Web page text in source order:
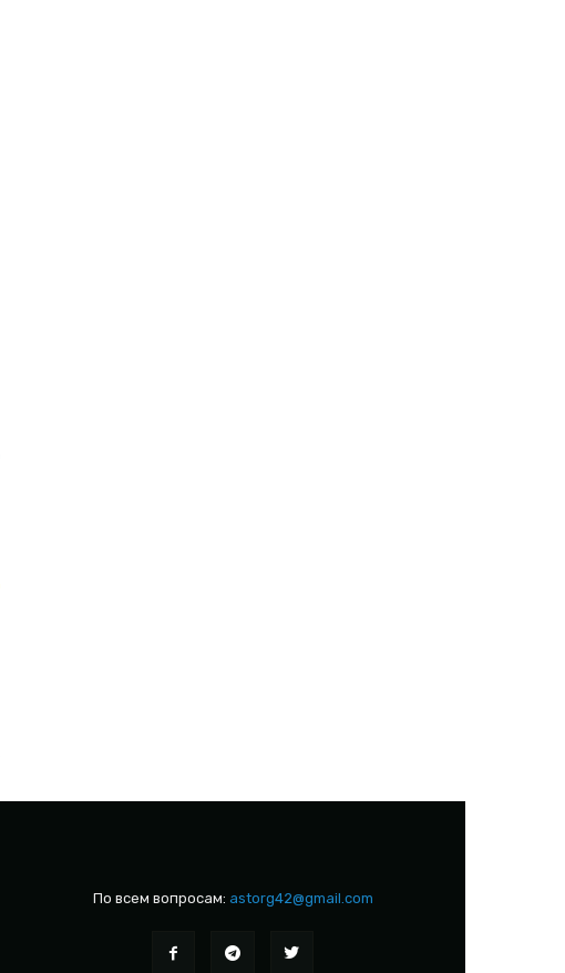
По всем вопросам: astorg42@gmail.com